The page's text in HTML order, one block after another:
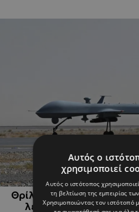
Θρίλερ: Κατάρριψη
λένε οι ΗΠΑ,
Αυτός ο
χρησιμοποιεί
Αυτός ο ιστότοπος
τη βελτίωση της εμπειρίας
Χρησιμοποιώντας τον ιστότοπό